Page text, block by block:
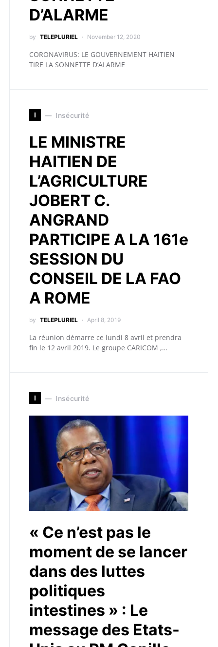
D’ALARME
by TELEPLURIEL November 12, 2020
CORONAVIRUS: LE GOUVERNEMENT HAITIEN
TIRE LA SONNETTE D’ALARME
I Insécurité
LE MINISTRE
HAITIEN DE
L’AGRICULTURE
JOBERT C.
ANGRAND
PARTICIPE A LA 161e
SESSION DU
CONSEIL DE LA FAO
A ROME
by TELEPLURIEL April 8, 2019
La réunion démarre ce lundi 8 avril et prendra
fin le 12 avril 2019. Le groupe CARICOM ,…
I Insécurité
« Ce n’est pas le
moment de se lancer
dans des luttes
politiques
intestines » : Le
message des Etats-